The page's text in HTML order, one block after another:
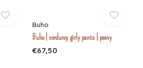
Buho
Buho | corduroy girly pants | peony
€67,50